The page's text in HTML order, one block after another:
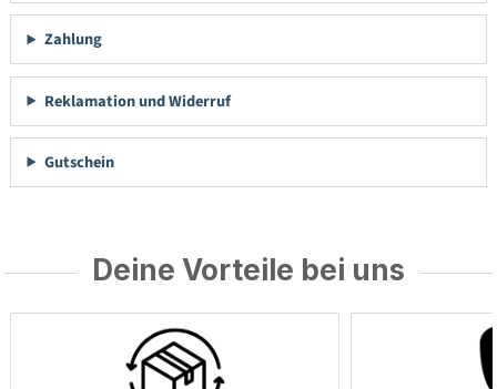
Zahlung
Reklamation und Widerruf
Gutschein
Deine Vorteile bei uns